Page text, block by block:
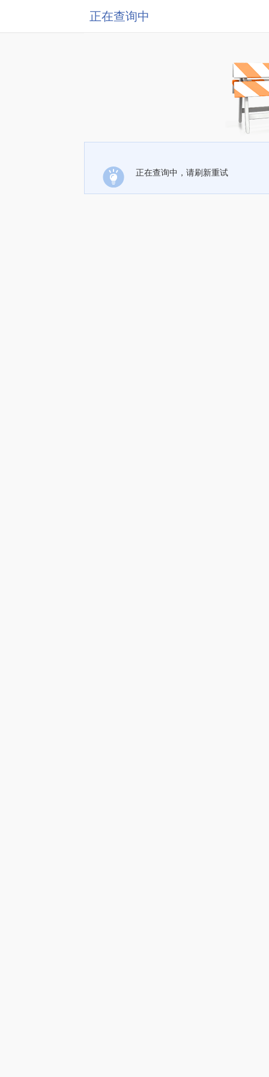
正在查询中
正在查询中，请刷新重试